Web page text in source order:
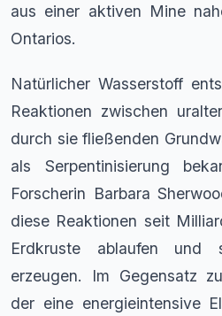
aus einer aktiven Mine
Ontarios.
Natürlicher Wasserstoff
Reaktionen zwischen
durch sie fließenden
als Serpentinisierung
Forscherin Barbara
diese Reaktionen seit
Erdkruste ablaufen und
erzeugen. Im Gegensatz
der eine energieintensive